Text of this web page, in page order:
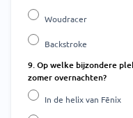
Woudracer
Backstroke
9. Op welke bijzondere
zomer overnachten?
In de helix van Fēnix